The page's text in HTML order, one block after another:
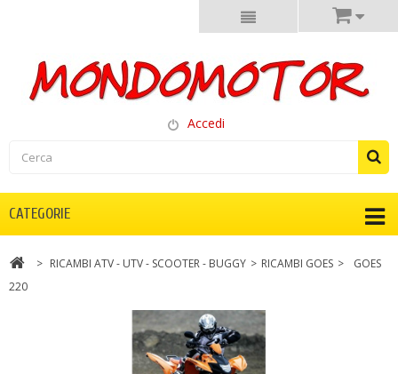
Accedi
CATEGORIE
> RICAMBI ATV - UTV - SCOOTER - BUGGY > RICAMBI GOES >
GOES
220